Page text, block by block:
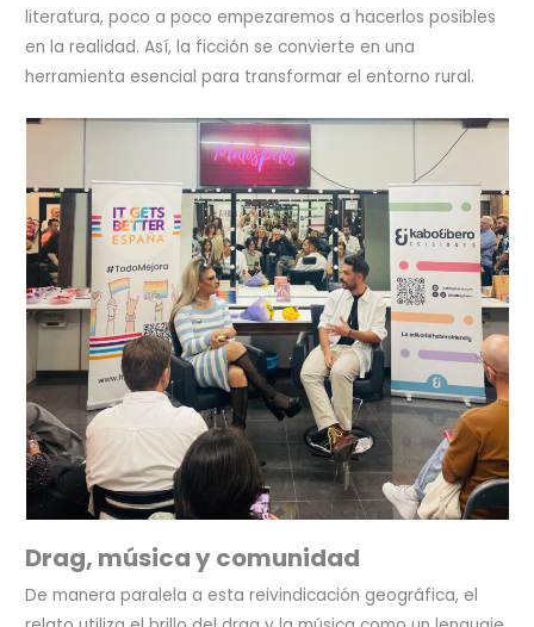
literatura, poco a poco empezaremos a hacerlos posibles
en la realidad. Así, la ficción se convierte en una
herramienta esencial para transformar el entorno rural.
Drag, música y comunidad
De manera paralela a esta reivindicación geográfica, el